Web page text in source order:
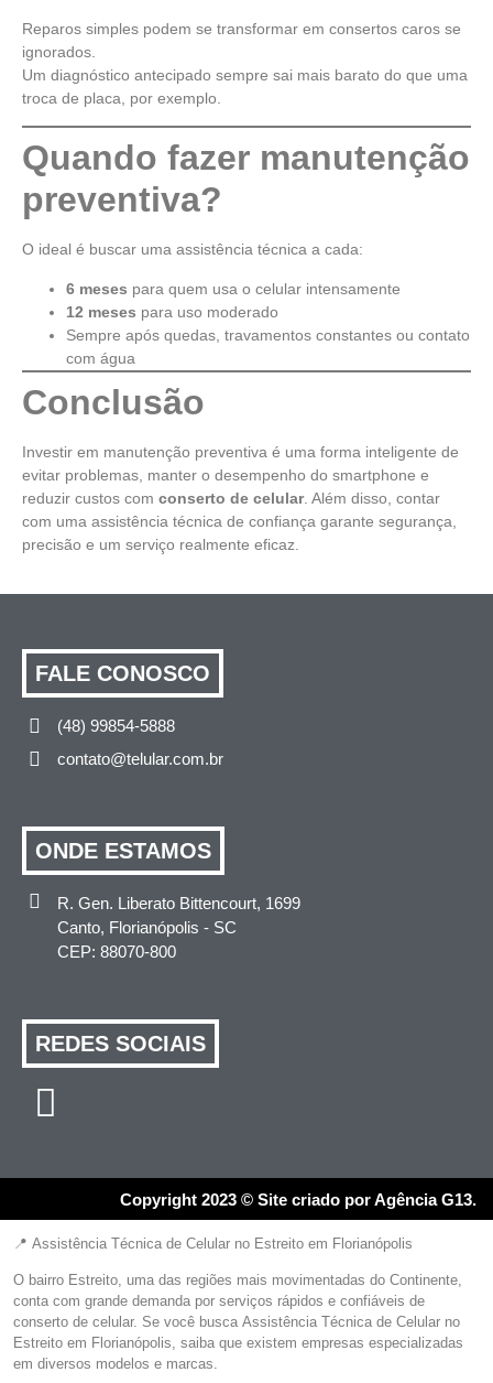
Reparos simples podem se transformar em consertos caros se
ignorados.
Um diagnóstico antecipado sempre sai mais barato do que uma
troca de placa, por exemplo.
Quando fazer manutenção
preventiva?
O ideal é buscar uma assistência técnica a cada:
6 meses para quem usa o celular intensamente
12 meses para uso moderado
Sempre após quedas, travamentos constantes ou contato
com água
Conclusão
Investir em manutenção preventiva é uma forma inteligente de
evitar problemas, manter o desempenho do smartphone e
reduzir custos com conserto de celular. Além disso, contar
com uma assistência técnica de confiança garante segurança,
precisão e um serviço realmente eficaz.
FALE CONOSCO
(48) 99854-5888
contato@telular.com.br
ONDE ESTAMOS
R. Gen. Liberato Bittencourt, 1699
Canto, Florianópolis - SC
CEP: 88070-800
REDES SOCIAIS
Copyright 2023 © Site criado por Agência G13.
📍 Assistência Técnica de Celular no Estreito em Florianópolis
O bairro Estreito, uma das regiões mais movimentadas do Continente,
conta com grande demanda por serviços rápidos e confiáveis de
conserto de celular. Se você busca Assistência Técnica de Celular no
Estreito em Florianópolis, saiba que existem empresas especializadas
em diversos modelos e marcas.